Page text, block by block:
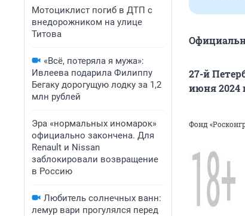
Мотоциклист погиб в ДТП с
внедорожником на улице
Титова
«Всё, потеряла я мужа»:
Ивлеева подарила Филиппу
Бегаку дорогущую лодку за 1,2
млн рублей
Эра «нормальных иномарок»
официально закончена. Для
Renault и Nissan
заблокировали возвращение
в Россию
Любитель солнечных ванн:
лемур вари прогулялся перед
27-й
июня 2024
Фонд